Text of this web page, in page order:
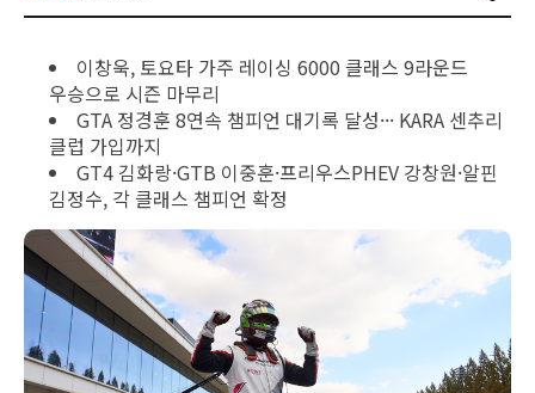
이창욱, 토요타 가주 레이싱 6000 클래스 9라운드
우승으로 시즌 마무리
GTA 정경훈 8연속 챔피언 대기록 달성··· KARA 센추리
클럽 가입까지
GT4 김화랑·GTB 이중훈·프리우스PHEV 강창원·알핀
김정수, 각 클래스 챔피언 확정